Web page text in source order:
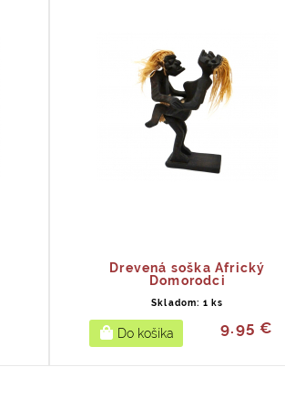
Drevená soška Africký
Domorodci
Skladom: 1 ks
9.95 €